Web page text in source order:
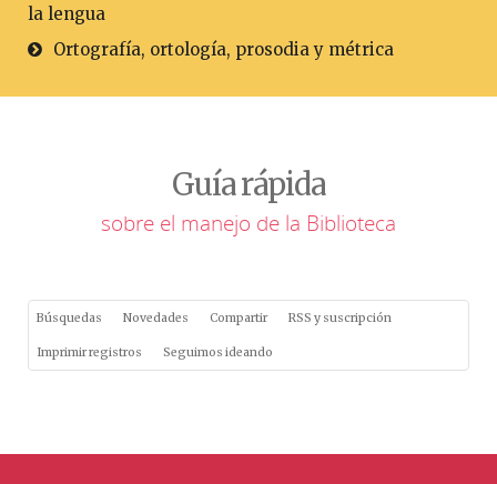
la lengua
Ortografía, ortología, prosodia y métrica
Guía rápida
sobre el manejo de la Biblioteca
Búsquedas Novedades Compartir RSS y suscripción
Imprimir registros Seguimos ideando